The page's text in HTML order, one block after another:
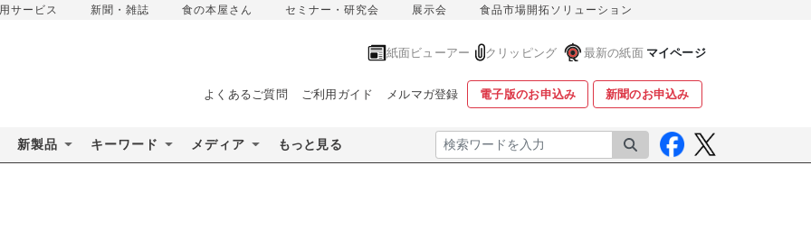
サービス 新聞・雑誌 食の本屋さん セミナー・研究会 展示会 食品市場開拓ソリューション
紙面ビューアー クリッピング 最新の紙面 マイページ
よくあるご質問 ご利用ガイド メルマガ登録 電子版のお申込み 新聞のお申込み
新製品 キーワード メディア もっと見る 検索